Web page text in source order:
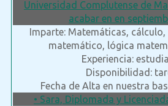
Universidad Complutense de
acabar en en
Imparte: Matemáticas,
matemático, lógica
Experiencia:
Disponibilidad:
Fecha de Alta en nuestra
• Sara, Diplomada y